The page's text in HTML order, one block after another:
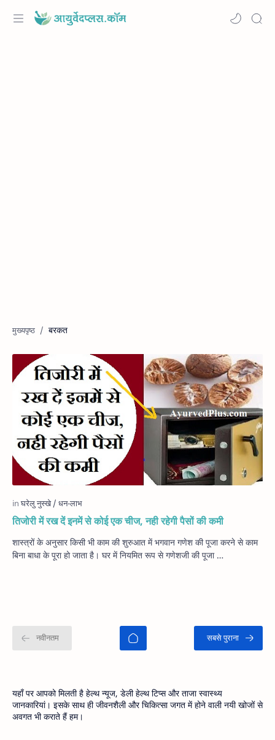
बरकत
तिजोरी में रख दें इनमें से कोई एक चीज, नही रहेगी पैसों की कमी
शास्त्रों के अनुसार किसी भी काम की शुरुआत में भगवान गणेश की पूजा करने से काम
बिना बाधा के पूरा हो जाता है। घर में नियमित रूप से गणेशजी की पूजा …
यहाँ पर आपको मिलती है हेल्थ न्यूज, डेली हेल्थ टिप्स और ताजा स्वास्थ्य
जानकारियां। इसके साथ ही जीवनशैली और चिकित्सा जगत में होने वाली नयी खोजों से
अवगत भी कराते हैं हम।